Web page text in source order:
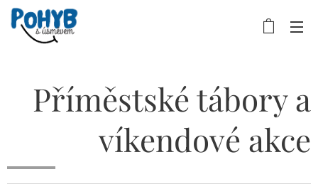
Příměstské tábory a
víkendové akce